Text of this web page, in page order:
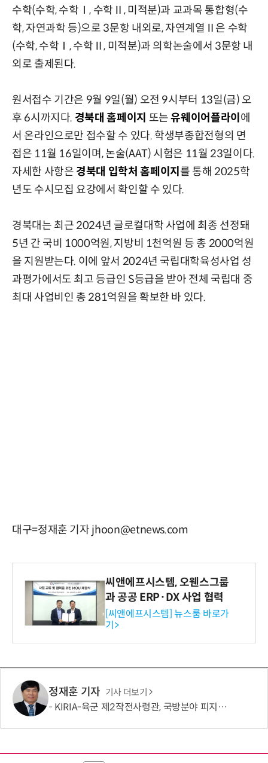
수학(수학, 수학Ⅰ, 수학Ⅱ, 미적분)과 교과목 통합형(수
학, 자연과학 등)으로 3문항 내외로, 자연계열Ⅱ은 수학
(수학, 수학Ⅰ, 수학Ⅱ, 미적분)과 의학논술에서 3문항 내
외로 출제된다.
원서접수 기간은 9월 9일(월) 오전 9시부터 13일(금) 오
후 6시까지다. 경북대 홈페이지 또는유웨이어플라이 에
서 온라인으로만 접수할 수 있다. 학생부종합전형의 면
접은 11월 16일이며, 논술(AAT) 시험은 11월 23일이다.
자세한 사항은 경북대 입학처 홈페이지 를 통해 2025학
년도 수시모집 요강에서 확인할 수 있다.
경북대는 최근 2024년 글로컬대학 사업에 최종 선정돼
5년 간 국비 1000억원, 지방비 1천억원 등 총 2000억원
을 지원받는다. 이에 앞서 2024년 국립대학육성사업 성
과평가에서도 최고 등급인 S등급을 받아 전체 국립대 중
최대 사업비인 총 281억원을 확보한 바 있다.
대구=정재훈 기자 jhoon@etnews.com
씨앤에프시스템, 오웬스그룹
과 공공 ERP·DX 사업 협력
[씨앤에프시스템] 뉴스룸 바로가
기>
정재훈 기자 기사 더보기
KIRIA-육군 제2작전사령관, 국방분야 피지컬 AI기반 로봇전환 확산 간담회